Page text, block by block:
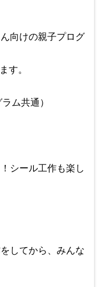
向けの親子プログ
す。
ム共通）
シール工作も楽し
してから、みんな